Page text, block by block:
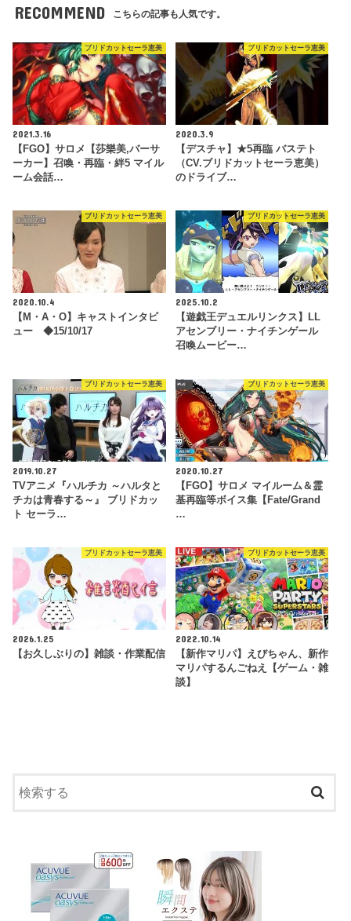
RECOMMEND こちらの記事も人気です。
ブリドカットセーラ恵美
2021.3.16
【FGO】サロメ【莎樂美,バーサ
ーカー】召喚・再臨・絆5 マイル
ーム会話…
ブリドカットセーラ恵美
2020.3.9
【デスチャ】★5再臨 バステト
（CV.ブリドカットセーラ恵美）
のドライブ…
ブリドカットセーラ恵美
2020.10.4
【M・A・O】キャストインタビ
ュー ◆15/10/17
ブリドカットセーラ恵美
2025.10.2
【遊戯王デュエルリンクス】LL
アセンブリー・ナイチンゲール
召喚ムービー…
ブリドカットセーラ恵美
2019.10.27
TVアニメ『ハルチカ ～ハルタと
チカは青春する～』 ブリドカッ
ト セーラ…
ブリドカットセーラ恵美
2020.10.27
【FGO】サロメ マイルーム＆霊
基再臨等ボイス集【Fate/Grand
…
ブリドカットセーラ恵美
2026.1.25
【お久しぶりの】雑談・作業配信
ブリドカットセーラ恵美
2022.10.14
【新作マリパ】えびちゃん、新作
マリパするんごねえ【ゲーム・雑
談】